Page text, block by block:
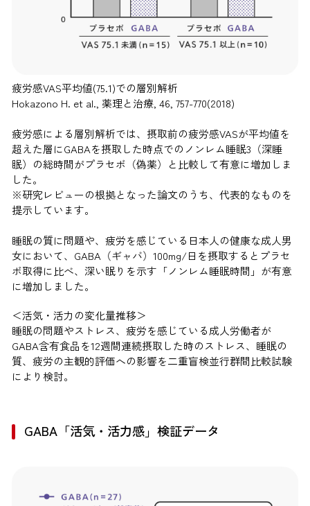
疲労感VAS平均値(75.1)での層別解析
Hokazono H. et al., 薬理と治療, 46, 757-770(2018)
疲労感による層別解析では、摂取前の疲労感VASが平均値を
超えた層にGABAを摂取した時点でのノンレム睡眠3（深睡
眠）の総時間がプラセボ（偽薬）と比較して有意に増加しま
した。
※研究レビューの根拠となった論文のうち、代表的なものを
提示しています。
睡眠の質に問題や、疲労を感じている日本人の健康な成人男
女において、GABA（ギャバ）100mg/日を摂取するとプラセ
ボ取得に比べ、深い眠りを示す「ノンレム睡眠時間」が有意
に増加しました。
＜活気・活力の変化量推移＞
睡眠の問題やストレス、疲労を感じている成人労働者が
GABA含有食品を12週間連続摂取した時のストレス、睡眠の
質、疲労の主観的評価への影響を二重盲検並行群間比較試験
により検討。
GABA「活気・活力感」検証データ